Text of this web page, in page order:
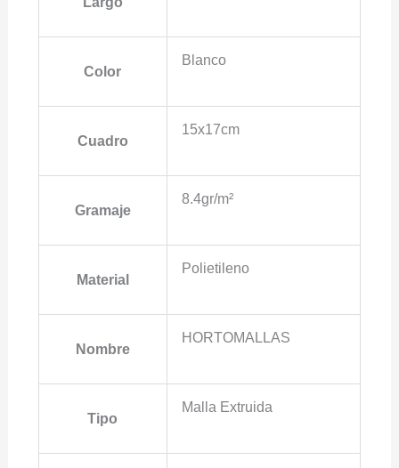
Color
Blanco
Cuadro
15x17cm
Gramaje
8.4gr/m²
Material
Polietileno
Nombre
HORTOMALLAS
Tipo
Malla Extruida